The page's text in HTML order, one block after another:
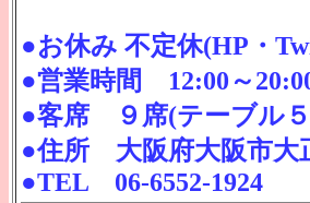
●お休み 不定休(HP・
●営業時間 12:00～
●客席 ９席(テーブル
●住所 大阪府大阪市大
●TEL 06-6552-1924